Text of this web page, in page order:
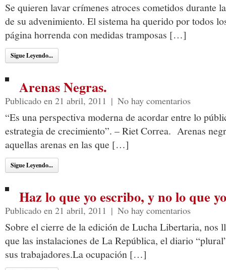
Se quieren lavar crímenes atroces cometidos durante
de su advenimiento. El sistema ha querido por todos
página horrenda con medidas tramposas […]
Sigue Leyendo...
Arenas Negras.
Publicado en 21 abril, 2011 | No hay comentarios
“Es una perspectiva moderna de acordar entre lo
estrategia de crecimiento”. – Riet Correa. Arenas
aquellas arenas en las que […]
Sigue Leyendo...
Haz lo que yo escribo, y no lo que
Publicado en 21 abril, 2011 | No hay comentarios
Sobre el cierre de la edición de Lucha Libertaria, nos
que las instalaciones de La República, el diario
sus trabajadores.La ocupación […]